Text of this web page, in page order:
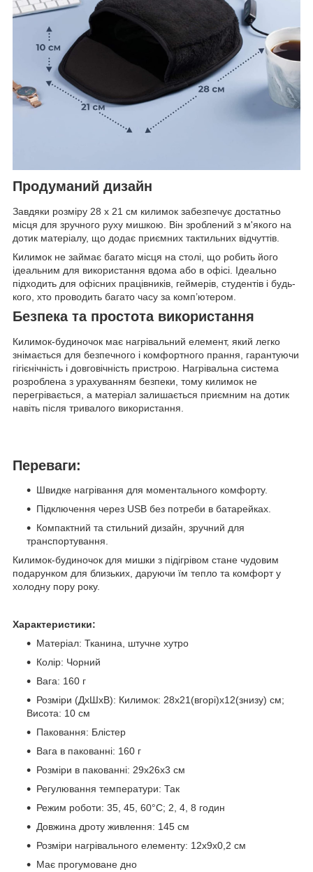
Продуманий дизайн
Завдяки розміру 28 x 21 см килимок забезпечує достатньо
місця для зручного руху мишкою. Він зроблений з м'якого на
дотик матеріалу, що додає приємних тактильних відчуттів.
Килимок не займає багато місця на столі, що робить його
ідеальним для використання вдома або в офісі. Ідеально
підходить для офісних працівників, геймерів, студентів і будь-
кого, хто проводить багато часу за комп’ютером.
Безпека та простота використання
Килимок-будиночок має нагрівальний елемент, який легко
знімається для безпечного і комфортного прання, гарантуючи
гігієнічність і довговічність пристрою. Нагрівальна система
розроблена з урахуванням безпеки, тому килимок не
перегрівається, а матеріал залишається приємним на дотик
навіть після тривалого використання.
Переваги:
Швидке нагрівання для моментального комфорту.
Підключення через USB без потреби в батарейках.
Компактний та стильний дизайн, зручний для
транспортування.
Килимок-будиночок для мишки з підігрівом стане чудовим
подарунком для близьких, даруючи їм тепло та комфорт у
холодну пору року.
Характеристики:
Матеріал: Тканина, штучне хутро
Колір: Чорний
Вага: 160 г
Розміри (ДхШхВ): Килимок: 28x21(вгорі)x12(знизу) см;
Висота: 10 см
Паковання: Блістер
Вага в пакованні: 160 г
Розміри в пакованні: 29x26x3 см
Регулювання температури: Так
Режим роботи: 35, 45, 60°С; 2, 4, 8 годин
Довжина дроту живлення: 145 см
Розміри нагрівального елементу: 12x9x0,2 см
Має прогумоване дно